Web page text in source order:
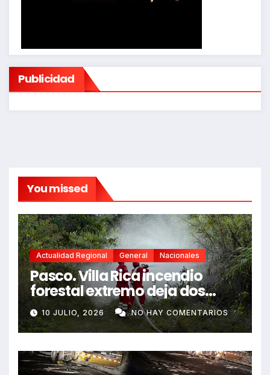
Publicidad
You missed
Actualidad Regional General Nacionales
Pasco. Villa Rica incendio
forestal extremo deja dos
fallecidos y heridos
10 JULIO, 2026 NO HAY COMENTARIOS